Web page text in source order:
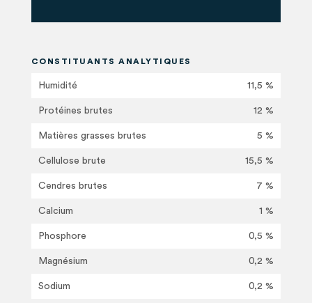
CONSTITUANTS ANALYTIQUES
Humidité 11,5 %
Protéines brutes 12 %
Matières grasses brutes 5 %
Cellulose brute 15,5 %
Cendres brutes 7 %
Calcium 1 %
Phosphore 0,5 %
Magnésium 0,2 %
Sodium 0,2 %